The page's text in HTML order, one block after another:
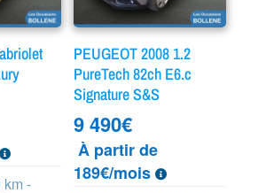
-
PEUGEOT 2008 1.2
PureTech 82ch E6.c
Signature S&S
9 490€
À partir de
189€/mois